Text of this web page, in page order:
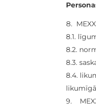
8.1.
8.2.
8.3.
8.4.
9.